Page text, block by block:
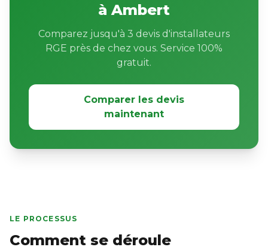
à Ambert
Comparez jusqu'à 3 devis d'installateurs
RGE près de chez vous. Service 100%
gratuit.
Comparer les devis
maintenant
LE PROCESSUS
Comment se déroule